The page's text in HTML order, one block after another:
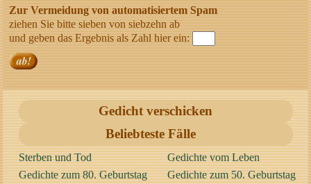
Zur Vermeidung von automatisiertem Spam
ziehen Sie bitte sieben von siebzehn ab
und geben das Ergebnis als Zahl hier ein:
Gedicht verschicken
Beliebteste Fälle
Sterben und Tod
Gedichte zum 80. Geburtstag
Gedichte vom Leben
Gedichte zum 50. Geburtstag